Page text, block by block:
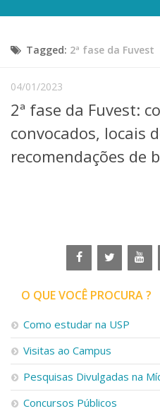
Escola, Institutos e Órgãos
Núcleos e Comissões
Telefones e Mapas
Graduação
Linhas de Pesquisa
Centros, Núcleos e
Iniciação Científica
Empresas Juniores
Extensão à Comunidade
Projetos, Programas e
Artes, Cultura e Esportes
Museus e Espaços
Tagged: 2ª fase da Fuvest
04/01/2023
2ª fase da Fuvest:
convocados, locais
recomendações de
O QUE VOCÊ PROCURA ?
Como estudar na USP
Visitas ao Campus
Pesquisas Divulgadas na
Concursos Públicos